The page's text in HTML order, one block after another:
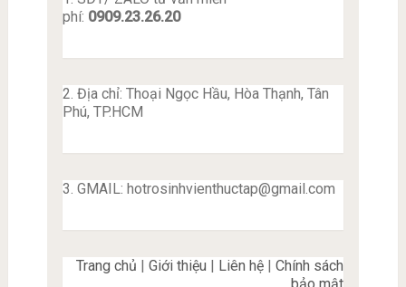
phí: 0909.23.26.20
2. Địa chỉ: Thoại Ngọc Hầu, Hòa Thạnh, Tân
Phú, TP.HCM
3. GMAIL: hotrosinhvienthuctap@gmail.com
Trang chủ |Giới thiệu Liên hệ |Chính sách